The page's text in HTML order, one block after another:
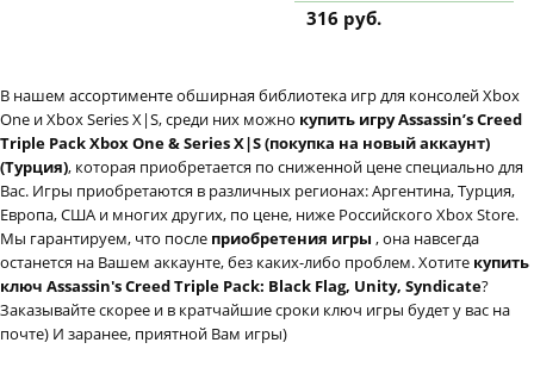
316 руб.
В нашем ассортименте обширная библиотека игр для консолей Xbox
One и Xbox Series X|S, среди них можно купить игру Assassin’s Creed
Triple Pack Xbox One & Series X|S (покупка на новый аккаунт)
(Турция), которая приобретается по сниженной цене специально для
Вас. Игры приобретаются в различных регионах: Аргентина, Турция,
Европа, США и многих других, по цене, ниже Российского Xbox Store.
Мы гарантируем, что после приобретения игры , она навсегда
останется на Вашем аккаунте, без каких-либо проблем. Хотите купить
ключ Assassin's Creed Triple Pack: Black Flag, Unity, Syndicate?
Заказывайте скорее и в кратчайшие сроки ключ игры будет у вас на
почте) И заранее, приятной Вам игры)